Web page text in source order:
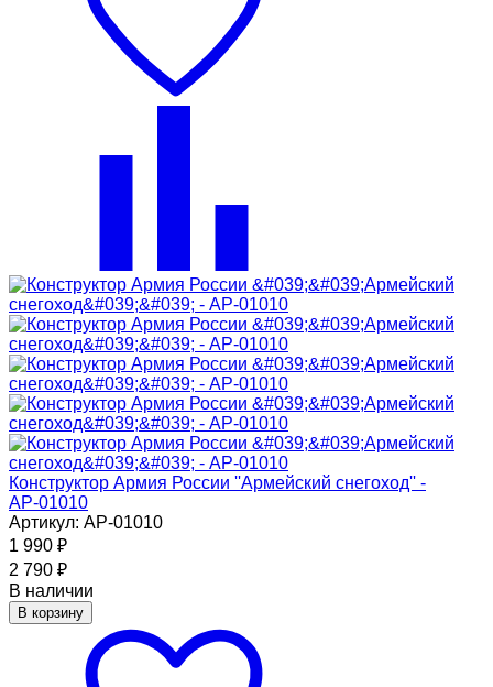
Конструктор Армия России ''Армейский снегоход'' -
АР-01010
Артикул: АР-01010
1 990 ₽
2 790 ₽
В наличии
В корзину